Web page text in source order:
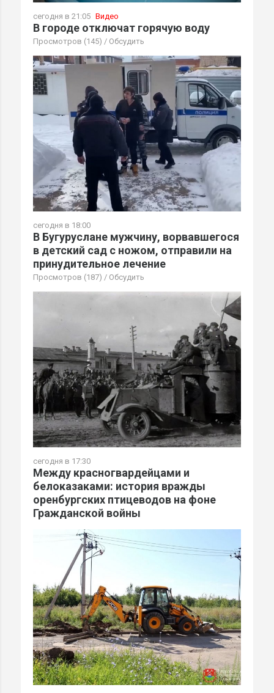
сегодня в 21:05 Видео
В городе отключат горячую воду
Просмотров (145) / Обсудить
сегодня в 18:00
В Бугуруслане мужчину, ворвавшегося
в детский сад с ножом, отправили на
принудительное лечение
Просмотров (187) / Обсудить
сегодня в 17:30
Между красногвардейцами и
белоказаками: история вражды
оренбургских птицеводов на фоне
Гражданской войны